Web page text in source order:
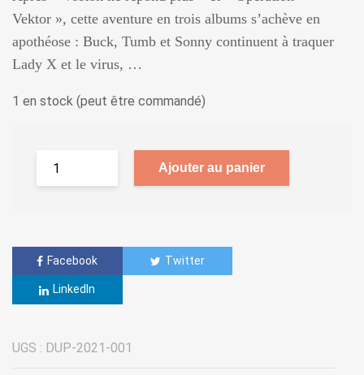
Vektor », cette aventure en trois albums s’achève en
apothéose : Buck, Tumb et Sonny continuent à traquer
Lady X et le virus, …
1 en stock (peut être commandé)
Ajouter au panier
Facebook Twitter
LinkedIn
UGS : DUP-2021-001